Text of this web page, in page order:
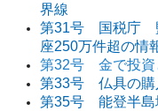
界線
第31号 国税庁
座250万件超の情
第32号 金で投資
第33号 仏具の購
第35号 能登半島